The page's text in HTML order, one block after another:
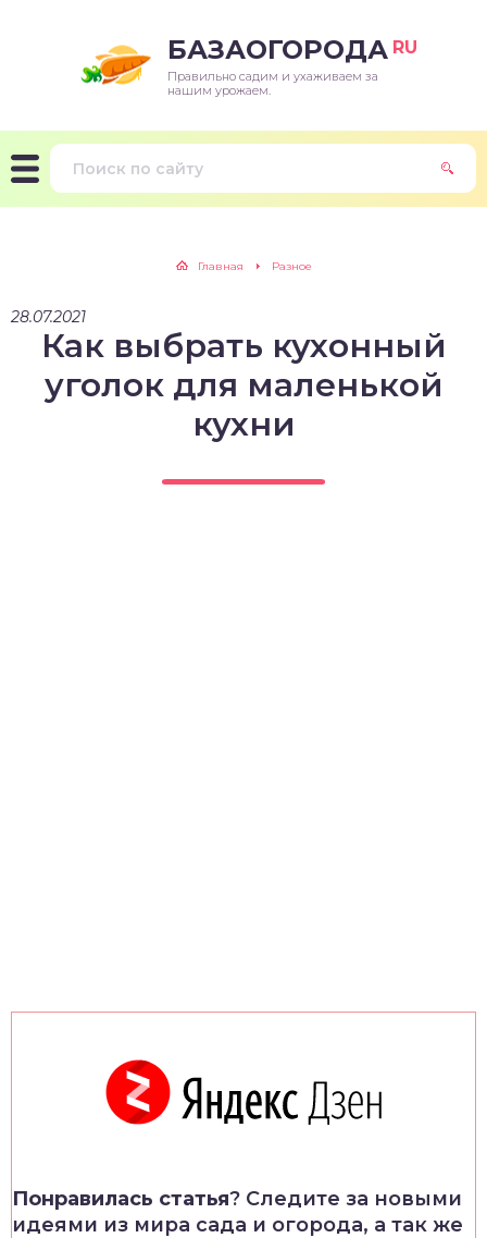
БАЗАОГОРОДА RU
Правильно садим и ухаживаем за
нашим урожаем.
Главная Разное
28.07.2021
Как выбрать кухонный
уголок для маленькой
кухни
Понравилась статья? Следите за новыми
идеями из мира сада и огорода, а так же